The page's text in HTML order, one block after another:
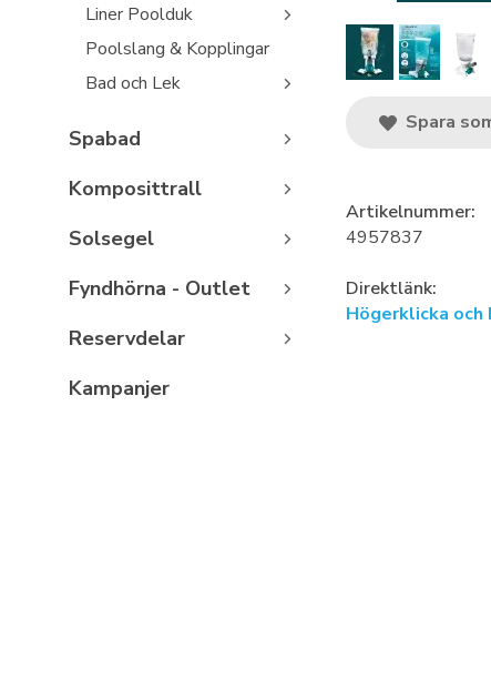
Liner Poolduk
Poolslang & Kopplingar
Bad och Lek
Spabad
Komposittrall
Solsegel
Fyndhörna - Outlet
Reservdelar
Kampanjer
Spara
Artikelnummer:
4957837
Direktlänk:
Högerklicka och